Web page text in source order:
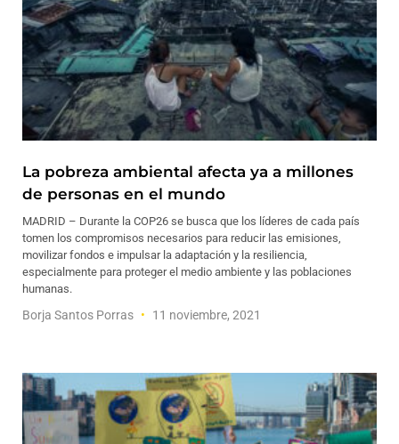
La pobreza ambiental afecta ya a millones
de personas en el mundo
MADRID – Durante la COP26 se busca que los líderes de cada país
tomen los compromisos necesarios para reducir las emisiones,
movilizar fondos e impulsar la adaptación y la resiliencia,
especialmente para proteger el medio ambiente y las poblaciones
humanas.
Borja Santos Porras 11 noviembre, 2021